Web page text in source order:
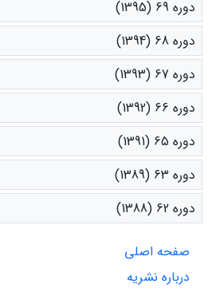
دوره 69 (1395)
دوره 68 (1394)
دوره 67 (1393)
دوره 66 (1392)
دوره 65 (1391)
دوره 63 (1389)
دوره 62 (1388)
صفحه اصلی
درباره نشریه